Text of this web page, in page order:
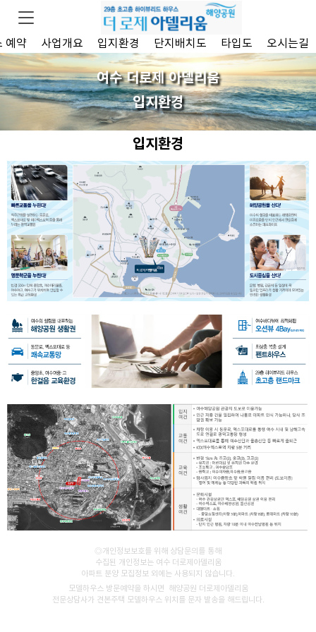
예약 사업개요 입지환경 단지배치도 타입도 오시는길
여수 더로제 아델리움
입지환경
입지환경
◎개인정보보호를 위해 상담문의를 통해
수집된 개인정보는 여수 더로제아델리움
아파트 분양 모집정보 외에는 사용되지 않습니다.
모델하우스 방문예약을 하시면 해양공원 더로제아델리움
전문상담사가 견본주택 모델하우스 위치를 문자 발송을 해드립니다.